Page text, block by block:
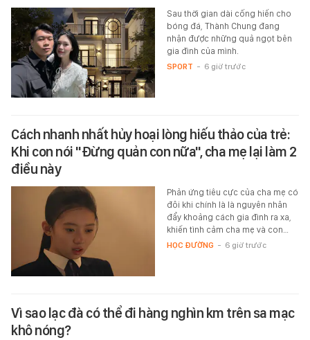
Sau thời gian dài cống hiến cho
bóng đá, Thành Chung đang
nhận được những quả ngọt bên
gia đình của mình.
SPORT - 6 giờ trước
Cách nhanh nhất hủy hoại lòng hiếu thảo của trẻ:
Khi con nói "Đừng quản con nữa", cha mẹ lại làm 2
điều này
Phản ứng tiêu cực của cha mẹ có
đôi khi chính là là nguyên nhân
đẩy khoảng cách gia đình ra xa,
khiến tình cảm cha mẹ và con…
HỌC ĐƯỜNG - 6 giờ trước
Vì sao lạc đà có thể đi hàng nghìn km trên sa mạc
khô nóng?